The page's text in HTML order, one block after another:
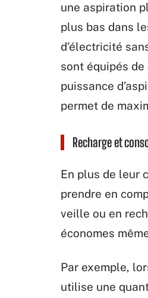
une aspiration
plus bas dans
d’électricité
sont équipés
puissance
permet de
Recharge et
En plus de leur
prendre en
veille ou en
économes
Par exemple,
utilise une